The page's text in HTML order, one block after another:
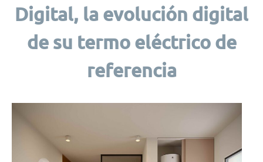
Digital, la evolución digital
de su termo eléctrico de
referencia